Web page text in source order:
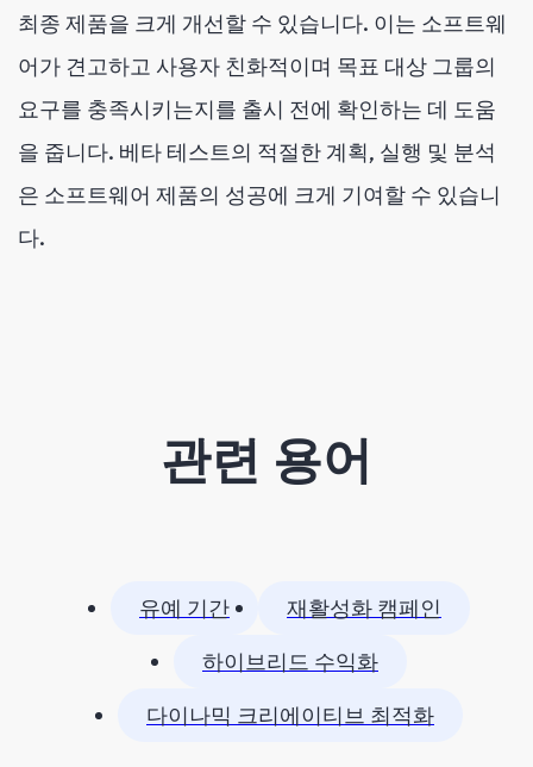
최종 제품을 크게 개선할 수 있습니다. 이는 소프트웨
어가 견고하고 사용자 친화적이며 목표 대상 그룹의
요구를 충족시키는지를 출시 전에 확인하는 데 도움
을 줍니다. 베타 테스트의 적절한 계획, 실행 및 분석
은 소프트웨어 제품의 성공에 크게 기여할 수 있습니
다.
관련 용어
유예 기간
재활성화 캠페인
하이브리드 수익화
다이나믹 크리에이티브 최적화